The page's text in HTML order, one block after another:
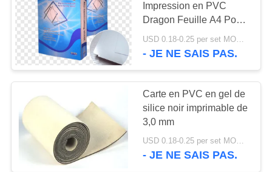
NOUVELLES
DEMANDEZ
UN DEVIS
PLAN
DU
Impression en PVC
Dragon Feuille A4 Pour
l'impression de cartes en
PVC
USD 0.18-0.25 per set MOQ:5000 ensembles (3 feuilles par feuille)
- JE NE SAIS PAS.
Carte en PVC en gel de
silice noir imprimable de
3,0 mm
USD 0.18-0.25 per set MOQ:50 feuilles
- JE NE SAIS PAS.